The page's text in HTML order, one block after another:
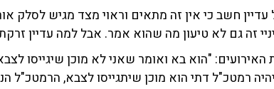
חשב כי אין זה מתאים וראוי מצד מגיש לסלק
זה גם לא טיעון מה שהוא אמר. אבל למה עדיין
"הוא בא ואומר שאני לא מוכן שיגייסו
רמטכ"ל דתי הוא מוכן שיתגייסו לצבא, הרמטכ"ל